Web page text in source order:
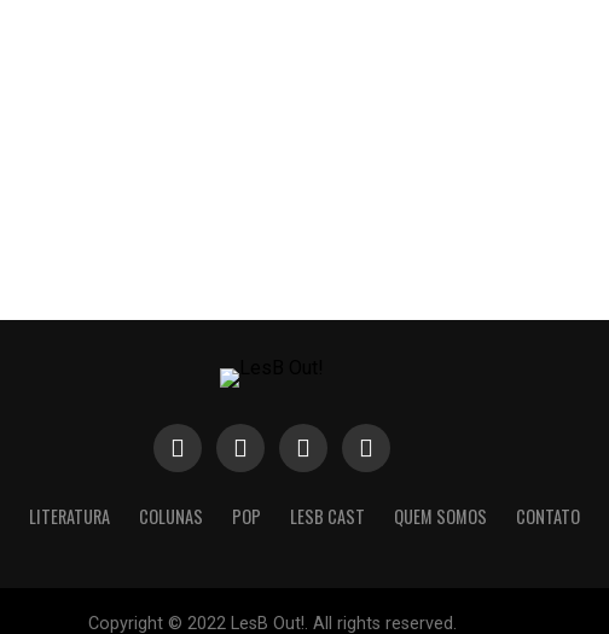
LITERATURA COLUNAS POP LESB CAST QUEM SOMOS CONTATO
Copyright © 2022 LesB Out!. All rights reserved.